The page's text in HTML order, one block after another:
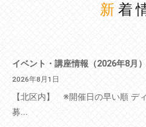
新
イベント・講座情報（2026年8月）
2026年8月1日
【北区内】 ※開催日の早い順 デ
募...